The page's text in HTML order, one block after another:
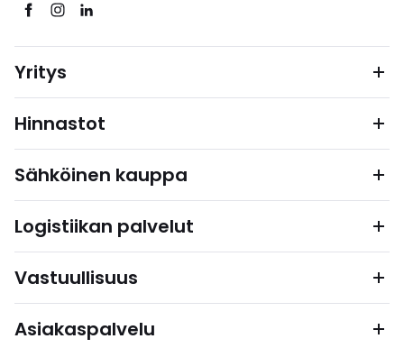
Yritys
Hinnastot
Sähköinen kauppa
Logistiikan palvelut
Vastuullisuus
Asiakaspalvelu